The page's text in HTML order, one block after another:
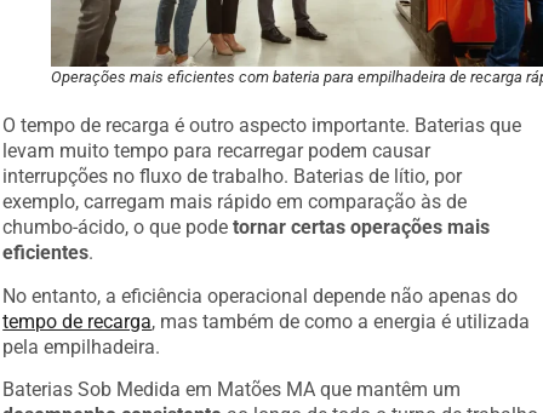
Operações mais eficientes com bateria para empilhadeira de recarga
O tempo de recarga é outro aspecto importante. Baterias que
levam muito tempo para recarregar podem causar
interrupções no fluxo de trabalho. Baterias de lítio, por
exemplo, carregam mais rápido em comparação às de
chumbo-ácido, o que podetornar certas operações mais
eficientes.
No entanto, a eficiência operacional depende não apenas do
tempo de recarga, mas também de como a energia é utilizada
pela empilhadeira.
Baterias Sob Medida em Matões MA que mantêm um